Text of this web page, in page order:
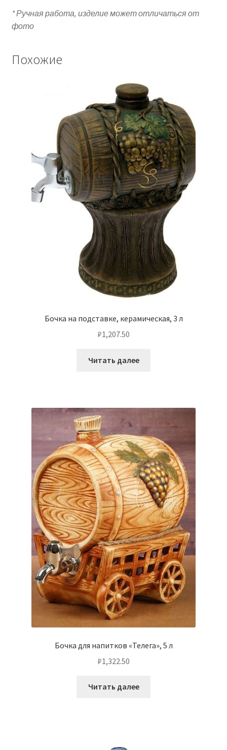
* Ручная работа, изделие может отличаться от
фото
Похожие
Бочка на подставке, керамическая, 3 л
₽1,207.50
Читать далее
Бочка для напитков «Телега», 5 л
₽1,322.50
Читать далее